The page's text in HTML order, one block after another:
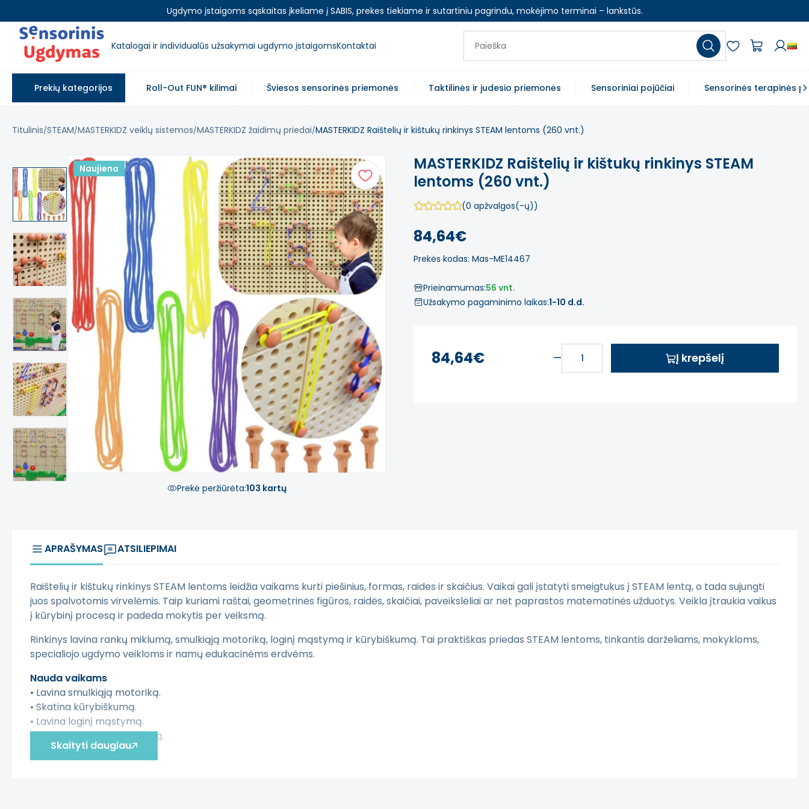
Ugdymo įstaigoms sąskaitas įkeliame į SABIS, prekes tiekiame ir sutartiniu pagrindu, mokėjimo terminai – lankstūs.
Katalogai ir individualūs užsakymai ugdymo įstaigomsKontaktai
Prekių kategorijos Roll-Out FUN® kilimai Šviesos sensorinės priemonės Taktilinės ir judesio priemonės Sensoriniai pojūčiai Sensorinės terapinės
Titulinis STEAM MASTERKIDZ veiklų sistemos MASTERKIDZ žaidimų priedai MASTERKIDZ Raištelių ir kištukų rinkinys STEAM lentoms (260 vnt.)
Naujiena
Prekė peržiūrėta:103 kartų
MASTERKIDZ Raištelių ir kištukų rinkinys STEAM
lentoms (260 vnt.)
(0 apžvalgos(-ų))
84,64€
Prekės kodas: Mas-ME14467
Prieinamumas:56 vnt.
Užsakymo pagaminimo laikas:1-10 d.d.
84,64€ Į krepšelį
APRAŠYMAS ATSILIEPIMAI
Raištelių ir kištukų rinkinys STEAM lentoms leidžia vaikams kurti piešinius, formas, raides ir skaičius. Vaikai gali įstatyti smeigtukus į STEAM lentą, o tada sujungti
juos spalvotomis virvelėmis. Taip kuriami raštai, geometrinės figūros, raidės, skaičiai, paveikslėliai ar net paprastos matematinės užduotys. Veikla įtraukia vaikus
į kūrybinį procesą ir padeda mokytis per veiksmą.
Rinkinys lavina rankų miklumą, smulkiąją motoriką, loginį mąstymą ir kūrybiškumą. Tai praktiškas priedas STEAM lentoms, tinkantis darželiams, mokykloms,
specialiojo ugdymo veikloms ir namų edukacinėms erdvėms.
Nauda vaikams
• Lavina smulkiąją motoriką.
• Skatina kūrybiškumą.
• Lavina loginį mąstymą.
• Skatina dėmesio sutelkimą.
Privalumai
Skaityti daugiau